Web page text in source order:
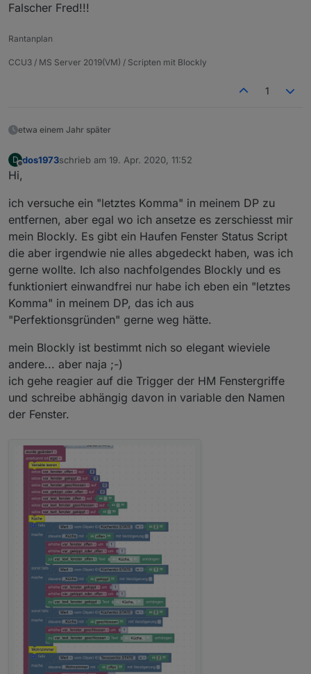
danach wieder entfernen will bleibt es als
Löschen kann ich es dann nur, wenn ich im
eine 4.1.2 vorhanden ist...
4.1.2 (2019-02-20)
(jkuehner) Updated the blockly to the latest code
(bleufox) fixed one error with "cannot extract
blockly"
ich sogar aktuell, wie komme ich denn auf die
Version hoch? Wird mir unter Adapter nicht
Falscher Fred!!!
Rantanplan
CCU3 / MS Server 2019(VM) / Scripten mit Blockly
1
etwa einem Jahr später
D dos1973schrieb am 19. Apr. 2020, 11:52
zuletzt editiert von
Hi,
ich versuche ein "letztes Komma" in meinem DP zu
entfernen, aber egal wo ich ansetze es zerschiesst mir
mein Blockly. Es gibt ein Haufen Fenster Status Script
die aber irgendwie nie alles abgedeckt haben, was ich
gerne wollte. Ich also nachfolgendes Blockly und es
funktioniert einwandfrei nur habe ich eben ein "letztes
Komma" in meinem DP, das ich aus
"Perfektionsgründen" gerne weg hätte.
mein Blockly ist bestimmt nich so elegant wieviele
andere... aber naja ;-)
ich gehe reagier auf die Trigger der HM Fenstergriffe
und schreibe abhängig davon in variable den Namen
der Fenster.